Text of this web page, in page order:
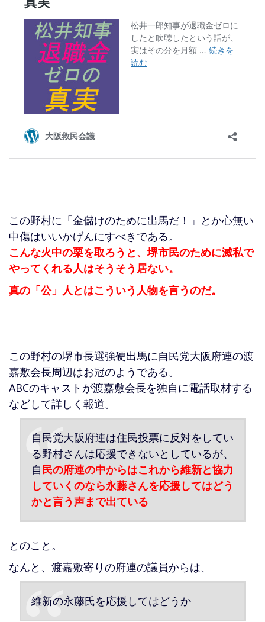
この野村に「金儲けのために出馬だ！」とか心無い
中傷はいいかげんにすべきである。
こんな火中の栗を取ろうと、堺市民のために滅私で
やってくれる人はそうそう居ない。
真の「公」人とはこういう人物を言うのだ。
この野村の堺市長選強硬出馬に自民党大阪府連の渡
嘉敷会長周辺はお冠のようである。
ABCのキャストが渡嘉敷会長を独自に電話取材する
などして詳しく報道。
自民党大阪府連は住民投票に反対をしてい
る野村さんは応援できないとしているが、
自民の府連の中からはこれから維新と協力
していくのなら永藤さんを応援してはどう
かと言う声まで出ている
とのこと。
なんと、渡嘉敷寄りの府連の議員からは、
維新の永藤氏を応援してはどうか